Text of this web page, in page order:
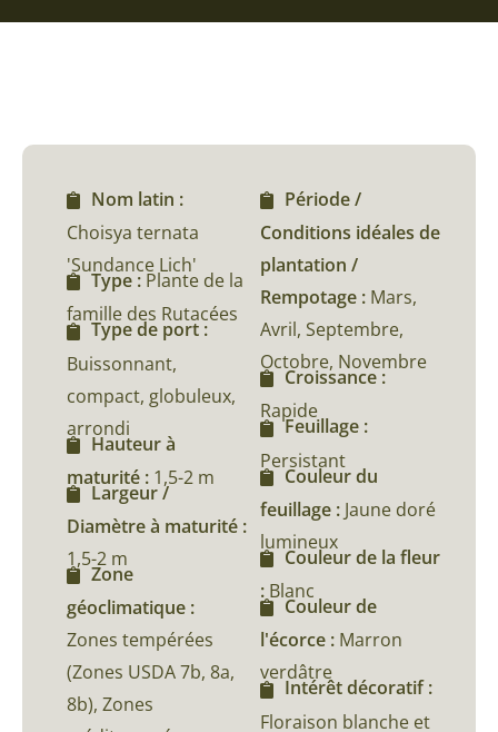
Nom latin :
Choisya ternata
'Sundance Lich'
Type : Plante de la
famille des Rutacées
Type de port :
Buissonnant,
compact, globuleux,
arrondi
Hauteur à
maturité : 1,5-2 m
Largeur /
Diamètre à maturité :
1,5-2 m
Zone
géoclimatique :
Zones tempérées
(Zones USDA 7b, 8a,
8b), Zones
Période /
Conditions idéales de
plantation /
Rempotage : Mars,
Avril, Septembre,
Octobre, Novembre
Croissance :
Rapide
Feuillage :
Persistant
Couleur du
feuillage : Jaune doré
lumineux
Couleur de la fleur
: Blanc
Couleur de
l'écorce : Marron
verdâtre
Intérêt décoratif :
Floraison blanche et